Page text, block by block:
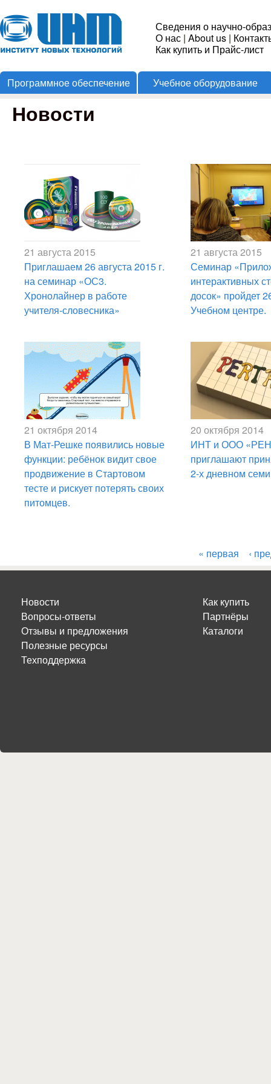
Институт
Новых
Технологий
Сведения о научно-
О нас | About us |
Как купить и Прайс-лист
Программное обеспечение Учебное оборудование
Новости
21 августа 2015
Приглашаем 26 августа 2015 г.
на семинар «ОС3.
Хронолайнер в работе
учителя-словесника»
21 августа 2015
Семинар
интерактивных
досок» пройдет
Учебном центре.
21 октября 2014
В Мат-Решке появились новые
функции: ребёнок видит свое
продвижение в Стартовом
тесте и рискует потерять своих
питомцев.
20 октября 2014
ИНТ и ООО
приглашают
2-х дневном
Страницы
« первая ‹
Новости
Вопросы-ответы
Отзывы и предложения
Полезные ресурсы
Техподдержка
Как купить
Партнёры
Каталоги